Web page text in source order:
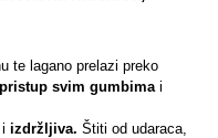
te lagano prelazi preko
pristup svim gumbimai
izdržljiva. Štiti od udaraca,
Good
maskice